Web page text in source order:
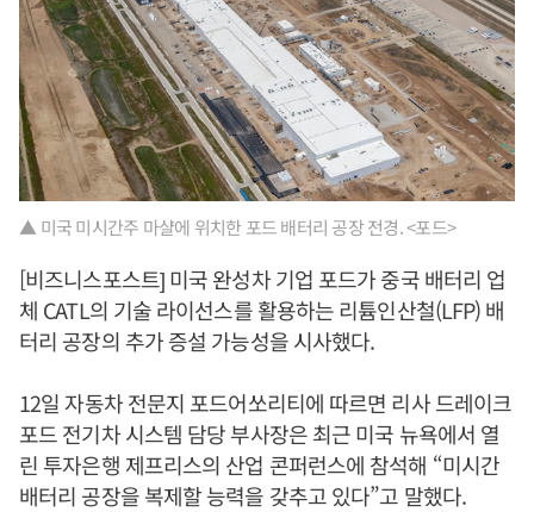
▲ 미국 미시간주 마샬에 위치한 포드 배터리 공장 전경. <포드>
[비즈니스포스트] 미국 완성차 기업 포드가 중국 배터리 업
체 CATL의 기술 라이선스를 활용하는 리튬인산철(LFP) 배
터리 공장의 추가 증설 가능성을 시사했다.
12일 자동차 전문지 포드어쏘리티에 따르면 리사 드레이크
포드 전기차 시스템 담당 부사장은 최근 미국 뉴욕에서 열
린 투자은행 제프리스의 산업 콘퍼런스에 참석해 “미시간
배터리 공장을 복제할 능력을 갖추고 있다”고 말했다.